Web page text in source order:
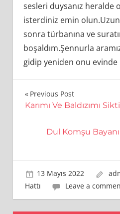
sesleri duysanız heralde
isterdiniz emin
sonra türbanına ve
boşaldım.Şennurla
gidip yeniden onu evinde
Yazı
Previous Post
Karımı Ve Baldızımı
Dul Komşu
13 Mayıs 2022
Hattı
Leave a